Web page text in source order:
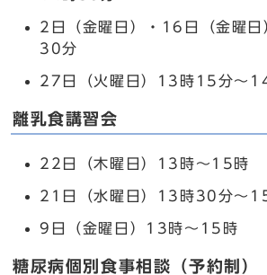
2日（金曜日）・16日（金曜
30分
27日（火曜日）13時15分～
離乳食講習会
22日（木曜日）13時～15時
21日（水曜日）13時30分～
9日（金曜日）13時～15時
糖尿病個別食事相談（予約制）